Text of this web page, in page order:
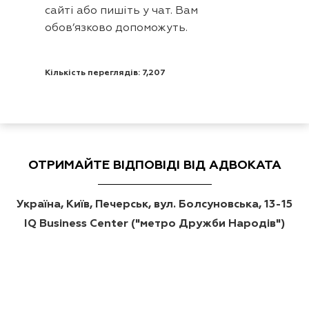
сайті або пишіть у чат. Вам
обов’язково допоможуть.
Кількість переглядів: 7,207
ОТРИМАЙТЕ ВІДПОВІДІ ВІД АДВОКАТА
Україна, Київ, Печерськ, вул. Болсуновська, 13-15
IQ Business Center ("метро Дружби Народів")